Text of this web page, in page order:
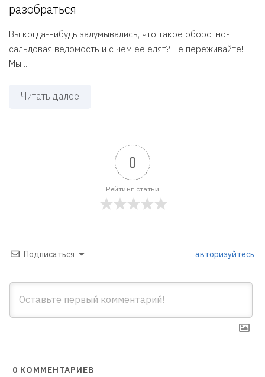
разобраться
Вы когда-нибудь задумывались, что такое оборотно-
сальдовая ведомость и с чем её едят? Не переживайте!
Мы ...
Читать далее
0
Рейтинг статьи
Подписаться авторизуйтесь
0 КОММЕНТАРИЕВ